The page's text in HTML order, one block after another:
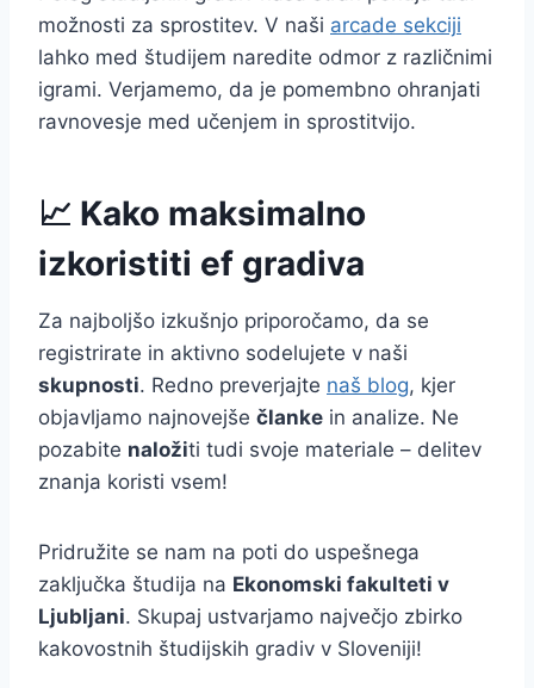
možnosti za sprostitev. V naši arcade sekciji
lahko med študijem naredite odmor z različnimi
igrami. Verjamemo, da je pomembno ohranjati
ravnovesje med učenjem in sprostitvijo.
📈 Kako maksimalno
izkoristiti ef gradiva
Za najboljšo izkušnjo priporočamo, da se
registrirate in aktivno sodelujete v naši
skupnosti. Redno preverjajte naš blog, kjer
objavljamo najnovejše članke in analize. Ne
pozabite naložiti tudi svoje materiale – delitev
znanja koristi vsem!
Pridružite se nam na poti do uspešnega
zaključka študija na Ekonomski fakulteti v
Ljubljani. Skupaj ustvarjamo največjo zbirko
kakovostnih študijskih gradiv v Sloveniji!